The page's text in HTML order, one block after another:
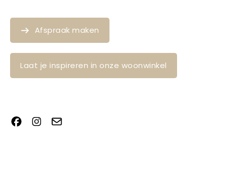
Afspraak maken
Laat je inspireren in onze woonwinkel